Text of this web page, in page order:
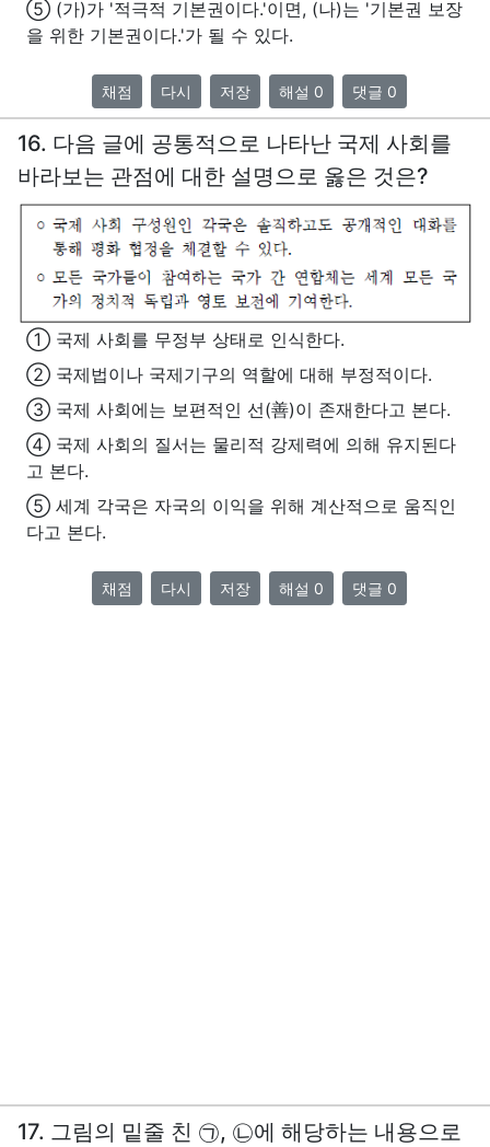
⑤ (가)가 '적극적 기본권이다.'이면, (나)는 '기본권 보장
을 위한 기본권이다.'가 될 수 있다.
채점 다시 저장 해설 0 댓글 0
16. 다음 글에 공통적으로 나타난 국제 사회를
바라보는 관점에 대한 설명으로 옳은 것은?
① 국제 사회를 무정부 상태로 인식한다.
② 국제법이나 국제기구의 역할에 대해 부정적이다.
③ 국제 사회에는 보편적인 선(善)이 존재한다고 본다.
④ 국제 사회의 질서는 물리적 강제력에 의해 유지된다
고 본다.
⑤ 세계 각국은 자국의 이익을 위해 계산적으로 움직인
다고 본다.
채점 다시 저장 해설 0 댓글 0
17. 그림의 밑줄 친 ㉠, ㉡에 해당하는 내용으로